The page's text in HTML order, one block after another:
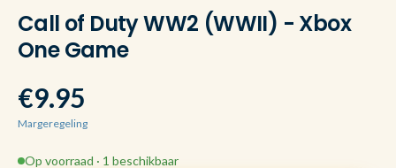
Call of Duty WW2 (WWII) - Xbox
One Game
€9.95
Margeregeling
Op voorraad · 1 beschikbaar